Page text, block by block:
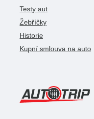
Testy aut
Žebříčky
Historie
Kupní smlouva na auto